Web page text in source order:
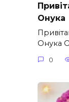
Онука
Онука
0